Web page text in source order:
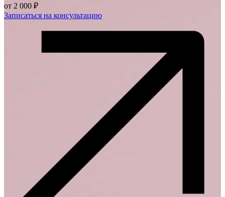
от 2 000 ₽
Записаться на консультацию